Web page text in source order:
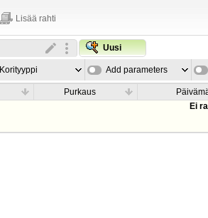
Lisää rahti
Uusi
Korityyppi Add parameters
Purkaus
Ei